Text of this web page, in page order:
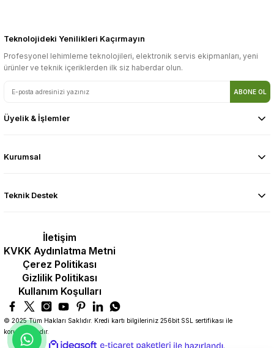
Teknolojideki Yenilikleri Kaçırmayın
Profesyonel lehimleme teknolojileri, elektronik servis ekipmanları, yeni
ürünler ve teknik içeriklerden ilk siz haberdar olun.
ABONE OL
Üyelik & İşlemler
Kurumsal
Teknik Destek
İletişim
KVKK Aydınlatma Metni
Çerez Politikası
Gizlilik Politikası
Kullanım Koşulları
© 2025 Tüm Hakları Saklıdır. Kredi kartı bilgileriniz 256bit SSL sertifikası ile
korunmaktadır.
ideasoft e-